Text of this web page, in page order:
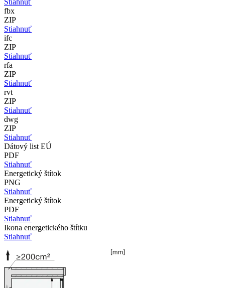
Stiahnuť
fbx
ZIP
Stiahnuť
ifc
ZIP
Stiahnuť
rfa
ZIP
Stiahnuť
rvt
ZIP
Stiahnuť
dwg
ZIP
Stiahnuť
Dátový list EÚ
PDF
Stiahnuť
Energetický štítok
PNG
Stiahnuť
Energetický štítok
PDF
Stiahnuť
Ikona energetického štítku
Stiahnuť